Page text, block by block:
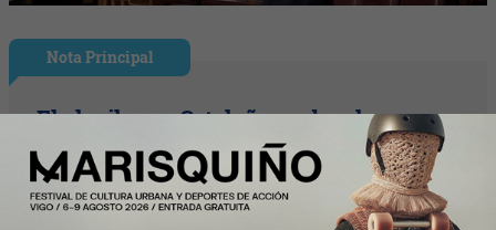
Nota Principal
El alquiler en Cataluña se desploma un
16,3% interanual y encadena su cuarta
caída de 2026